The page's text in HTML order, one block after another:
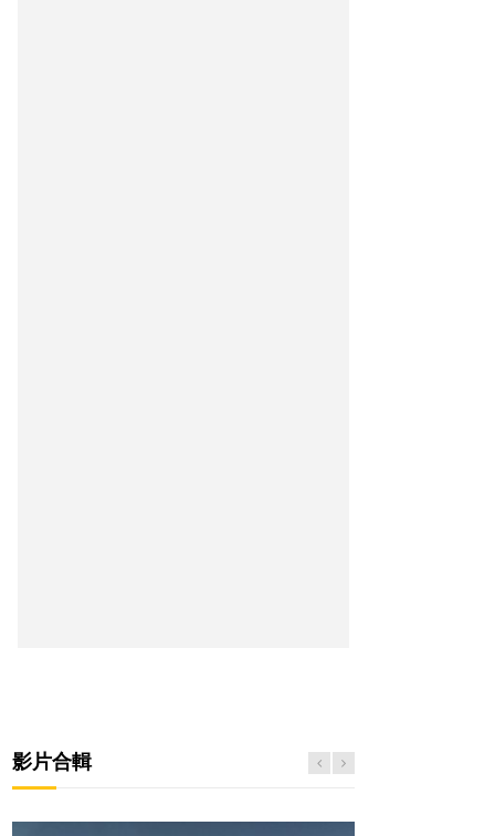
影片合輯